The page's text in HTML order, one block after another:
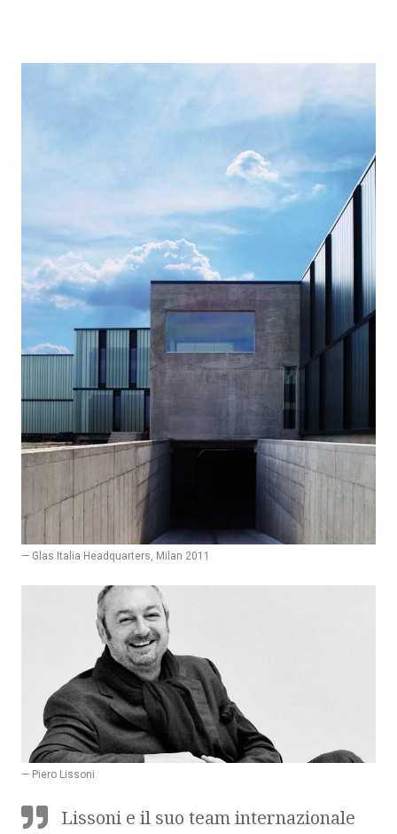
— Glas Italia Headquarters, Milan 2011
— Piero Lissoni
Lissoni e il suo team internazionale